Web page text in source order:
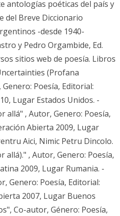
antologías poéticas del país y
del Breve Diccionario
-desde 1940-
y Pedro Orgambide, Ed.
sitios web de poesía. Libros
(Profana
Poesía, Editorial:
Lugar Estados Unidos. -
allá" , Autor, Genero: Poesía,
Abierta 2009, Lugar
Aici, Nimic Petru Dincolo.
allá)." , Autor, Genero: Poesía,
2009, Lugar Rumania. -
Genero: Poesía, Editorial:
2007, Lugar Buenos
Co-autor, Género: Poesía,